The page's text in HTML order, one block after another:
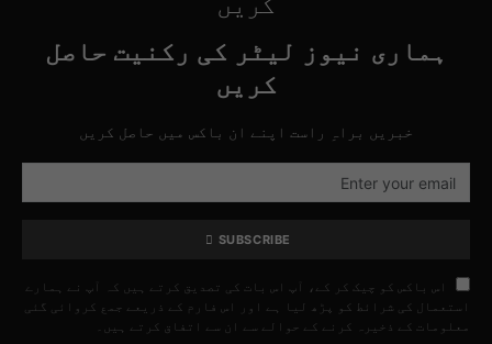
ہماری نیوز لیٹر کی رکنیت حاصل
کریں
خبریں براہِ راست اپنے ان باکس میں حاصل کریں
SUBSCRIBE
اس باکس کو چیک کر کے، آپ اس بات کی تصدیق کرتے ہیں کہ آپ نے ہمارے
استعمال کی شرائط کو پڑھ لیا ہے اور اس فارم کے ذریعے جمع کروائی گئی
معلومات کے ذخیرہ کرنے کے حوالے سے ان سے اتفاق کرتے ہیں۔